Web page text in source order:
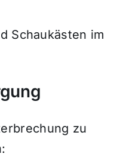
Schaukästen im
zu